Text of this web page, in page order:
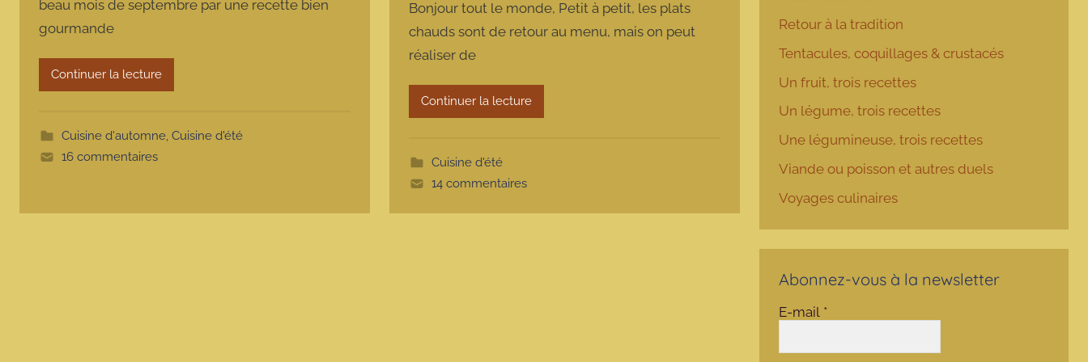
m
t
beau mois de septembre par une recette bien
gourmande
Continuer la lecture
Cuisine d'automne, Cuisine d'été
16 commentaires
r
m
m
o
Bonjour tout le monde, Petit à petit, les plats
chauds sont de retour au menu, mais on peut
réaliser de
Continuer la lecture
Cuisine d'été
14 commentaires
Retour à la tradition
Tentacules, coquillages & crustacés
Un fruit, trois recettes
Un légume, trois recettes
Une légumineuse, trois recettes
Viande ou poisson et autres duels
Voyages culinaires
Abonnez-vous à la newsletter
E-mail *